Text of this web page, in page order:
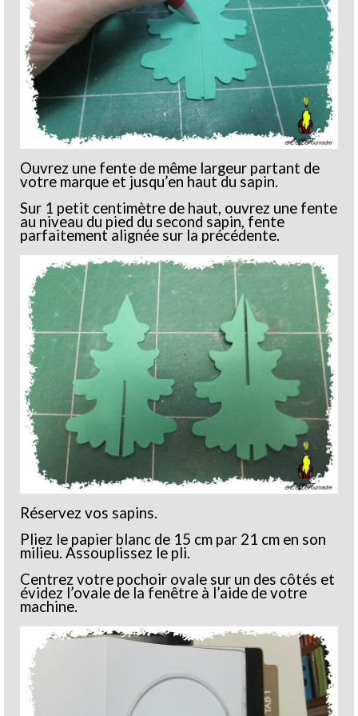
Ouvrez une fente de même largeur partant de
votre marque et jusqu’en haut du sapin.
Sur 1 petit centimètre de haut, ouvrez une fente
au niveau du pied du second sapin, fente
parfaitement alignée sur la précédente.
Réservez vos sapins.
Pliez le papier blanc de 15 cm par 21 cm en son
milieu. Assouplissez le pli.
Centrez votre pochoir ovale sur un des côtés et
évidez l’ovale de la fenêtre à l’aide de votre
machine.